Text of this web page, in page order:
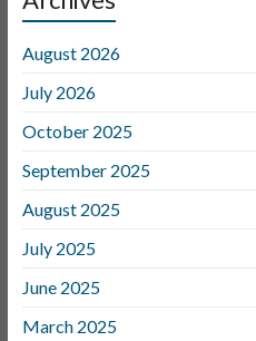
August 2026
July 2026
October 2025
September 2025
August 2025
July 2025
June 2025
March 2025